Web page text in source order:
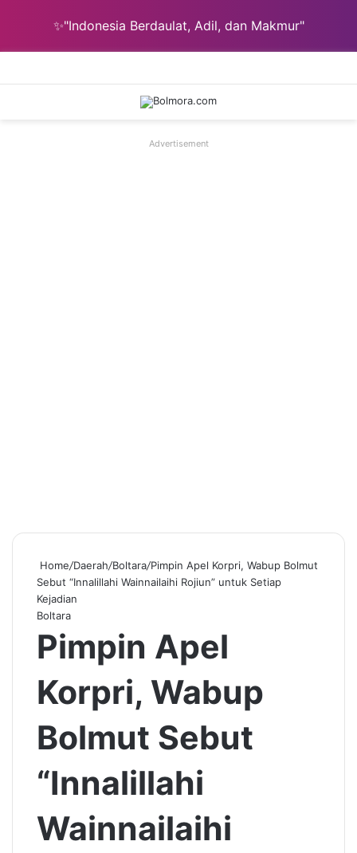
✨"Indonesia Berdaulat, Adil, dan Makmur"
Advertisement
Home/Daerah/Boltara/Pimpin Apel Korpri, Wabup Bolmut
Sebut “Innalillahi Wainnailaihi Rojiun” untuk Setiap
Kejadian
Boltara
Pimpin Apel
Korpri, Wabup
Bolmut Sebut
“Innalillahi
Wainnailaihi